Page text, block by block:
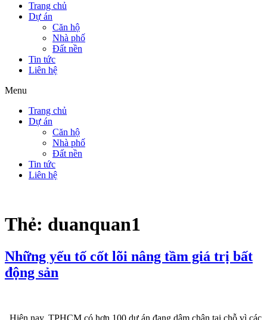
Trang chủ
Dự án
Căn hộ
Nhà phố
Đất nền
Tin tức
Liên hệ
Menu
Trang chủ
Dự án
Căn hộ
Nhà phố
Đất nền
Tin tức
Liên hệ
Thẻ: duanquan1
Những yếu tố cốt lõi nâng tầm giá trị bất
động sản
Hiện nay, TPHCM có hơn 100 dự án đang dậm chân tại chỗ vì các